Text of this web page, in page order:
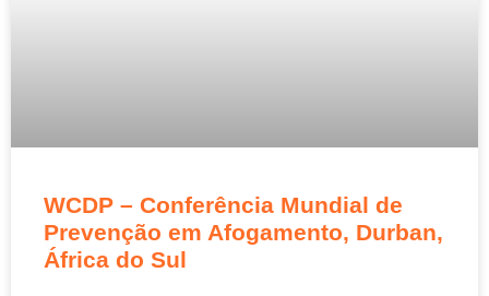
WCDP – Conferência Mundial de
Prevenção em Afogamento, Durban,
África do Sul